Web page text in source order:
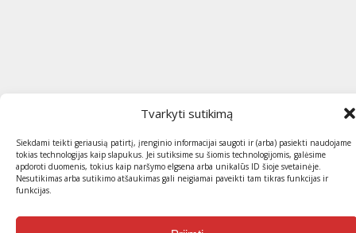
Tvarkyti sutikimą
Siekdami teikti geriausią patirtį, įrenginio informacijai saugoti ir (arba) pasiekti naudojame
tokias technologijas kaip slapukus. Jei sutiksime su šiomis technologijomis, galėsime
apdoroti duomenis, tokius kaip naršymo elgsena arba unikalūs ID šioje svetainėje.
Nesutikimas arba sutikimo atšaukimas gali neigiamai paveikti tam tikras funkcijas ir
funkcijas.